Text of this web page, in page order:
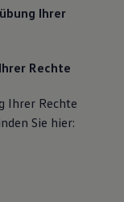
Ihrer
Rechte
Ihrer Rechte
Sie hier: